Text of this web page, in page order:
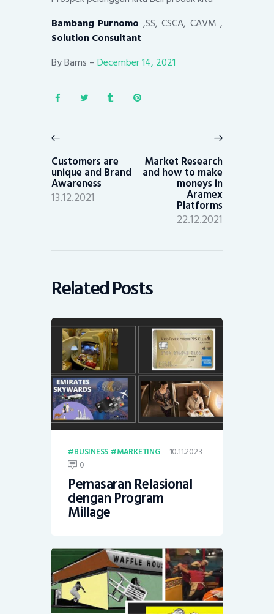
Bambang Purnomo ,SS, CSCA, CAVM ,
Solution Consultant
By Bams –December 14, 2021
navigation
post:
Customers are
unique and Brand
Awareness
13.12.2021
Market Research
and how to make
moneys in
Aramex
Platforms
22.12.2021
Related Posts
BUSINESS MARKETING
10.11.2023
0
Pemasaran Relasional
dengan Program
Millage